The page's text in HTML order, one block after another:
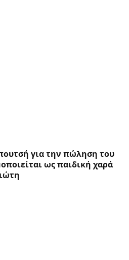
για την πώληση του
ως παιδική χαρά